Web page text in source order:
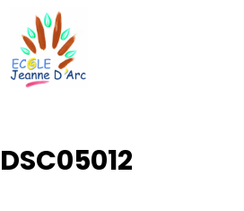
DSC05012